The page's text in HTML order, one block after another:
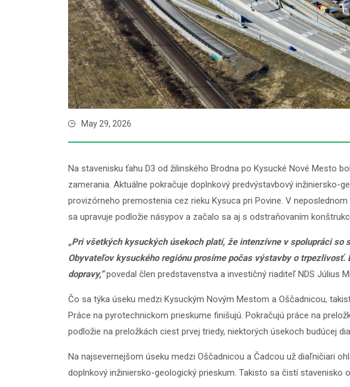
May 29, 2026
Na stavenisku ťahu D3 od žilinského Brodna po Kysucké Nové Mesto
zamerania. Aktuálne pokračuje doplnkový predvýstavbový inžiniersko-
provizórneho premostenia cez rieku Kysuca pri Povine. V
sa upravuje podložie násypov a začalo sa aj s odstraňovaním
„Pri všetkých kysuckých úsekoch platí, že intenzívne v spolupráci
Obyvateľov kysuckého regiónu prosíme počas výstavby o
dopravy,“povedal člen predstavenstva a investičný riaditeľ NDS Július
Čo sa týka úseku medzi Kysuckým Novým Mestom a Oščadnicou,
Práce na pyrotechnickom prieskume finišujú. Pokračujú práce na
podložie na preložkách ciest prvej triedy, niektorých úsekoch budúcej
Na najsevernejšom úseku medzi Oščadnicou a Čadcou už diaľničiari
doplnkový inžiniersko-geologický prieskum. Takisto sa čistí stavenisko